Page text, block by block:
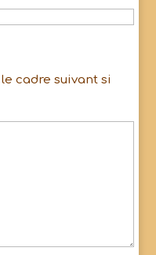
cadre suivant si